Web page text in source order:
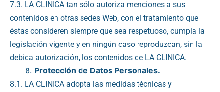
7.3. LA CLINICA tan sólo autoriza menciones a sus
contenidos en otras sedes Web, con el tratamiento que
éstas consideren siempre que sea respetuoso, cumpla la
legislación vigente y en ningún caso reproduzcan, sin la
debida autorización, los contenidos de LA CLINICA.
Protección de Datos Personales.
8.1. LA CLINICA adopta las medidas técnicas y